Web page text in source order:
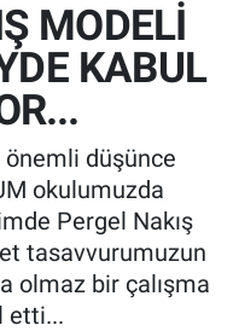
MODELİ
KABUL
düşünce
okulumuzda
Pergel Nakış
tasavvurumuzun
olmaz bir çalışma
etti...